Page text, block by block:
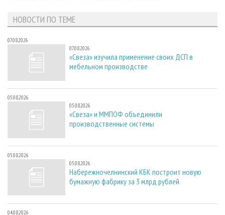
НОВОСТИ ПО ТЕМЕ
07.08.2026
07.08.2026
«Свеза» изучила применение своих ДСП в
мебельном производстве
05.08.2026
05.08.2026
«Свеза» и ММПОФ объединили
производственные системы
05.08.2026
05.08.2026
Набережночелнинский КБК построит новую
бумажную фабрику за 3 млрд рублей
04.08.2026